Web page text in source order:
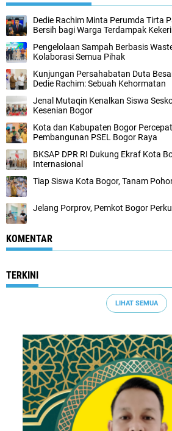
Dedie Rachim Minta Perumda Tirta
Bersih bagi Warga Terdampak
Pengelolaan Sampah Berbasis
Kolaborasi Semua Pihak
Kunjungan Persahabatan Duta
Dedie Rachim: Sebuah Kehormatan
Jenal Mutaqin Kenalkan Siswa
Kesenian Bogor
Kota dan Kabupaten Bogor
Pembangunan PSEL Bogor Raya
BKSAP DPR RI Dukung Ekraf Kota
Internasional
Tiap Siswa Kota Bogor, Tanam
Jelang Porprov, Pemkot Bogor
KOMENTAR
TERKINI
LIHAT SEMUA